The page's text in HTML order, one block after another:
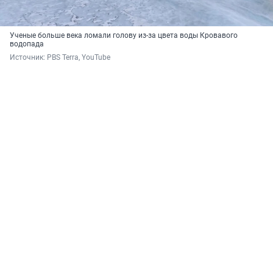
Ученые больше века ломали голову из-за цвета воды Кровавого
водопада
Источник: PBS Terra, YouTube